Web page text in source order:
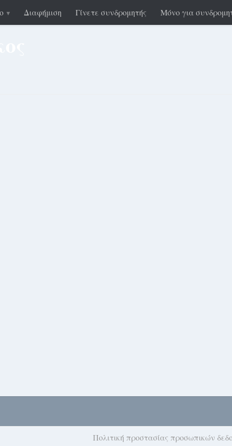
Διαφήμιση Γίνετε συνδρομητής Μόνο για
Πολιτική προστασίας προσωπικών